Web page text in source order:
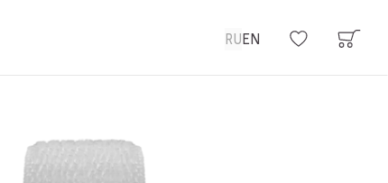
RUEN